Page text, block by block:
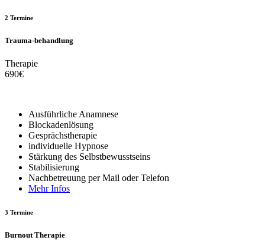
2 Termine
Trauma-behandlung
Therapie
690€
Ausführliche Anamnese
Blockadenlösung
Gesprächstherapie
individuelle Hypnose
Stärkung des Selbstbewusstseins
Stabilisierung
Nachbetreuung per Mail oder Telefon
Mehr Infos
3 Termine
Burnout Therapie